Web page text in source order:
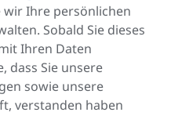
Ihre persönlichen
Sobald Sie dieses
Ihren Daten
dass Sie unsere
sowie unsere
verstanden haben